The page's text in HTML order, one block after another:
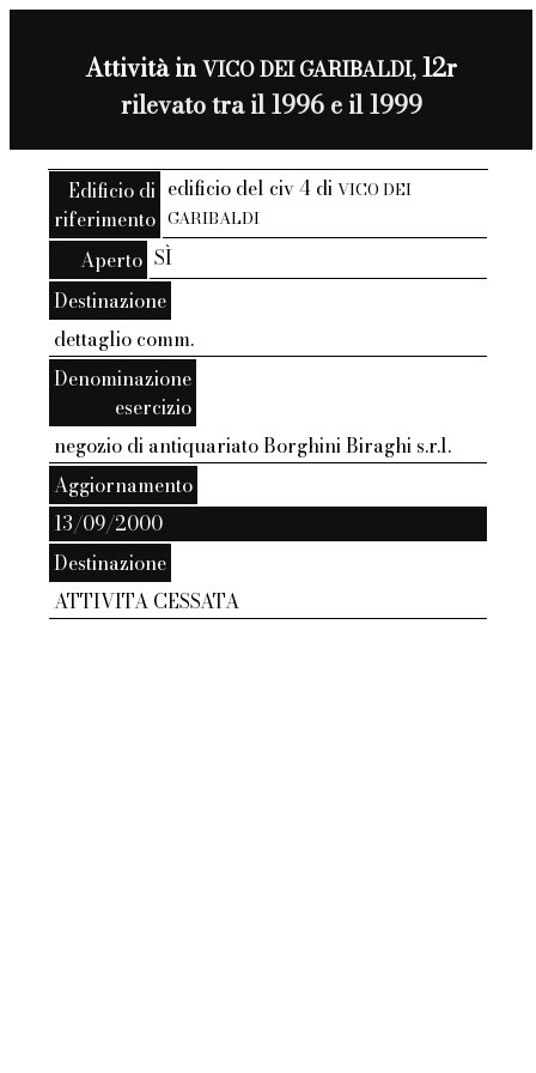
Attività inVICO DEI GARIBALDI,12r
rilevato tra il 1996 e il 1999
Edificio di
riferimento
edificio del civ 4 diVICO DEI
GARIBALDI
Aperto SÌ
Destinazione
dettaglio comm.
Denominazione
esercizio
negozio di antiquariato Borghini Biraghi s.r.l.
Aggiornamento
13/09/2000
Destinazione
ATTIVITA CESSATA